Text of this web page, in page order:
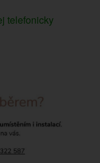
telefonicky